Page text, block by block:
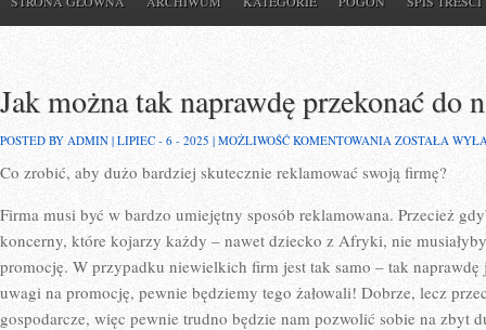
Jak można tak naprawdę przekonać do
POSTED BY ADMIN | LIPIEC - 6 - 2025 | MOŻLIWOŚĆ KOMENTOWANIA JAK
TAK
NAPRAWDĘ
DO
NAS
ZOSTAŁA
Co zrobić, aby dużo bardziej skutecznie reklamować swoją firmę?
Firma musi być w bardzo umiejętny sposób reklamowana. Przecież
koncerny, które kojarzy każdy – nawet dziecko z Afryki, nie
promocję. W przypadku niewielkich firm jest tak samo – tak
uwagi na promocję, pewnie będziemy tego żałowali! Dobrze, lecz
gospodarcze, więc pewnie trudno będzie nam pozwolić sobie na zbyt